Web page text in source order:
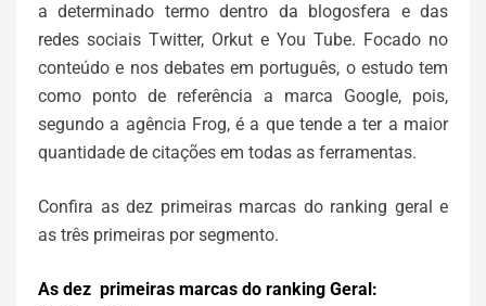
a determinado termo dentro da blogosfera e das
redes sociais Twitter, Orkut e You Tube. Focado no
conteúdo e nos debates em português, o estudo tem
como ponto de referência a marca Google, pois,
segundo a agência Frog, é a que tende a ter a maior
quantidade de citações em todas as ferramentas.
Confira as dez primeiras marcas do ranking geral e
as três primeiras por segmento.
As dez primeiras marcas do ranking Geral: